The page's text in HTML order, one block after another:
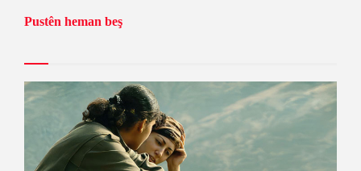
Pustên heman beş